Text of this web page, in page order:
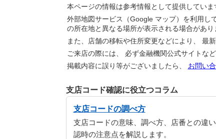
本ページの情報は参考情報として提供していま
外部地図サービス（Google マップ）を利用し
の所在地と異なる場所が表示される場合があり
また、店舗の移転や住所変更などにより、 最
ご来店の際には、 必ず金融機関公式サイトな
掲載内容に誤り等がございましたら、 お問い
支店コード確認に役立つコラム
支店コードの調べ方
支店コードの意味、調べ方、店番との違
認時の注意点を解説します。